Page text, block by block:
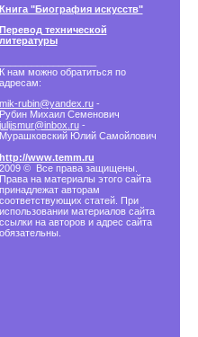
Книга "Биография искусств"
Перевод технической
литературы
К нам можно обратиться по
адресам:
mik-rubin@yandex.ru-
Рубин Михаил Семенович
julijsmur@inbox.ru-
Мурашковский Юлий Самойлович
http://www.temm.ru
2009 © Все права защищены.
Права на материалы этого сайта
принадлежат авторам
соответствующих статей. При
использовании материалов сайта
ссылки на авторов и адрес сайта
обязательны.